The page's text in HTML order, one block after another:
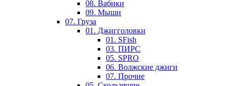
08. Вабики
09. Мыши
07. Груза
01. Джигголовки
01. SFish
03. ПИРС
05. SPRO
06. Волжские джиги
07. Прочие